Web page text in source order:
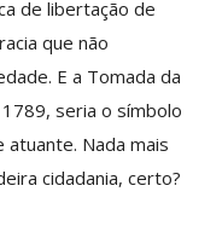
de libertação de
que não
E a Tomada da
seria o símbolo
atuante. Nada mais
cidadania, certo?